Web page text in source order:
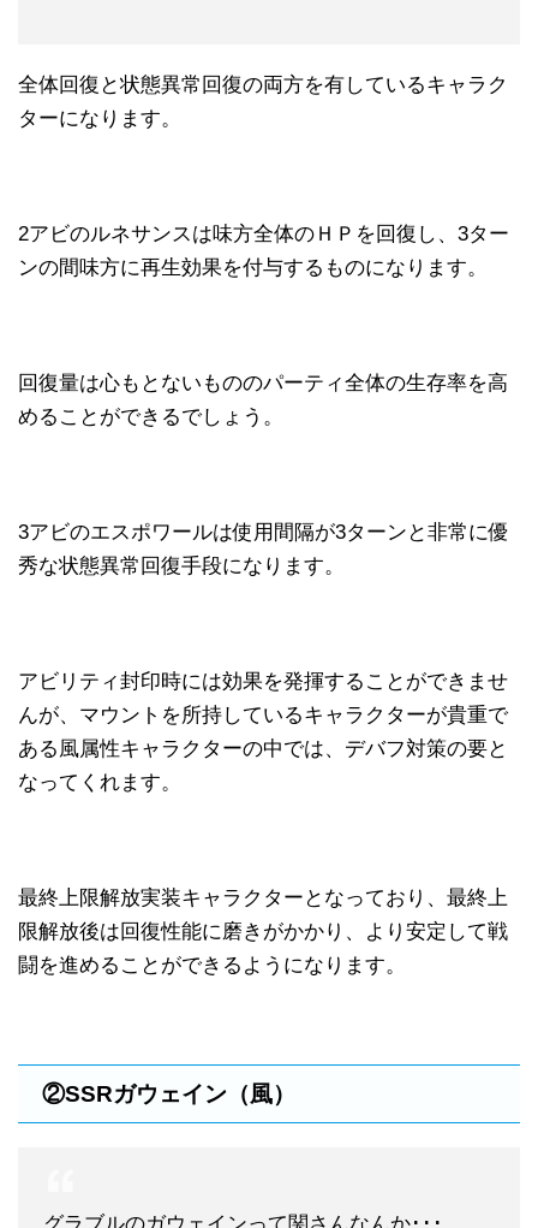
全体回復と状態異常回復の両方を有しているキャラク
ターになります。
2アビのルネサンスは味方全体のＨＰを回復し、3ター
ンの間味方に再生効果を付与するものになります。
回復量は心もとないもののパーティ全体の生存率を高
めることができるでしょう。
3アビのエスポワールは使用間隔が3ターンと非常に優
秀な状態異常回復手段になります。
アビリティ封印時には効果を発揮することができませ
んが、マウントを所持しているキャラクターが貴重で
ある風属性キャラクターの中では、デバフ対策の要と
なってくれます。
最終上限解放実装キャラクターとなっており、最終上
限解放後は回復性能に磨きがかかり、より安定して戦
闘を進めることができるようになります。
②SSRガウェイン（風）